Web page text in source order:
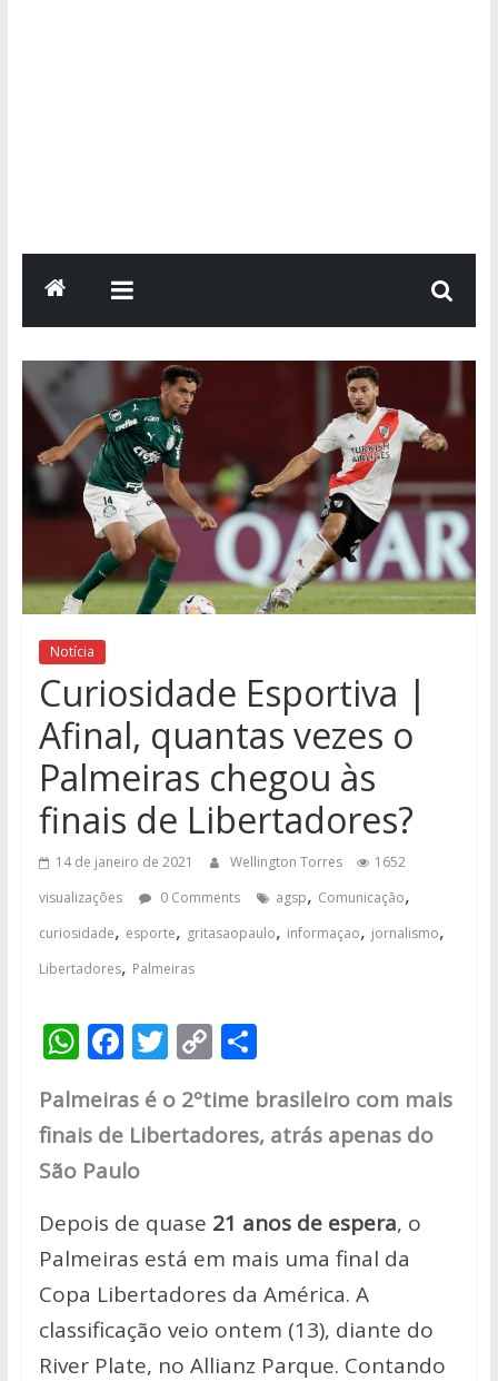
Notícia
Curiosidade Esportiva |
Afinal, quantas vezes o
Palmeiras chegou às
finais de Libertadores?
14 de janeiro de 2021 Wellington Torres
1652
visualizações
0 Comments agsp, Comunicação,
curiosidade, esporte, gritasaopaulo, informaçao, jornalismo,
Libertadores, Palmeiras
W
at
s
A
p
p
F
e
b
o
o
k
T
itt
er
C
p
y
n
k
S
ar
e
Palmeiras é o 2ºtime brasileiro com mais
finais de Libertadores, atrás apenas do
São Paulo
Depois de quase 21 anos de espera, o
Palmeiras está em mais uma final da
Copa Libertadores da América. A
classificação veio ontem (13), diante do
River Plate, no Allianz Parque. Contando